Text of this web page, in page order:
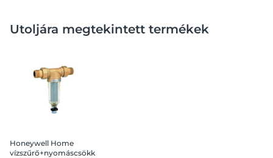
Utoljára megtekintett termékek
Honeywell Home
vízszűrő+nyomáscsökk